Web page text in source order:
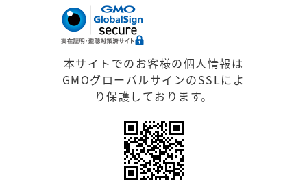
本サイトでのお客様の個人情報は
GMOグローバルサインのSSLによ
り保護しております。